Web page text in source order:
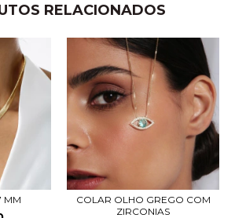
RELACIONADOS
MM
COLAR OLHO GREGO COM
ZIRCONIAS